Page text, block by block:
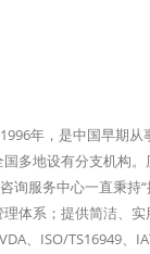
年，是中国早期
多地设有分支机构
询服务中心一直秉
体系；提供简洁、
、ISO/TS16949